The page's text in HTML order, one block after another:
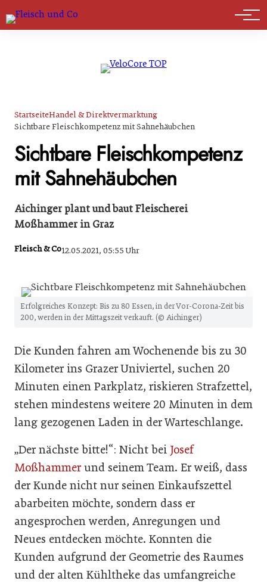
Marktführer
StartseiteHandel & Direktvermarktung
Sichtbare Fleischkompetenz mit Sahnehäubchen
Sichtbare Fleischkompetenz
mit Sahnehäubchen
Aichinger plant und baut Fleischerei
Moßhammer in Graz
Fleisch & Co12.05.2021, 05:55 Uhr
Erfolgreiches Konzept: Bis zu 80 Essen, in der Vor-Corona-Zeit bis
200, werden in der Mittagszeit verkauft. (© Aichinger)
Die Kunden fahren am Wochenende bis zu 30
Kilometer ins Grazer Univiertel, suchen 20
Minuten einen Parkplatz, riskieren Strafzettel,
stehen mindestens weitere 20 Minuten in dem
lang gezogenen Laden in der Warteschlange.
„Der nächste bitte!“: Nicht bei Josef
Moßhammerund seinem Team. Er weiß, dass
der Kunde nicht nur seinen Einkaufszettel
abarbeiten möchte, sondern dass er
angesprochen werden, Anregungen und
Neues entdecken möchte. Konnten die
Kunden aufgrund der Geometrie des Raumes
und der alten Kühltheke das umfangreiche